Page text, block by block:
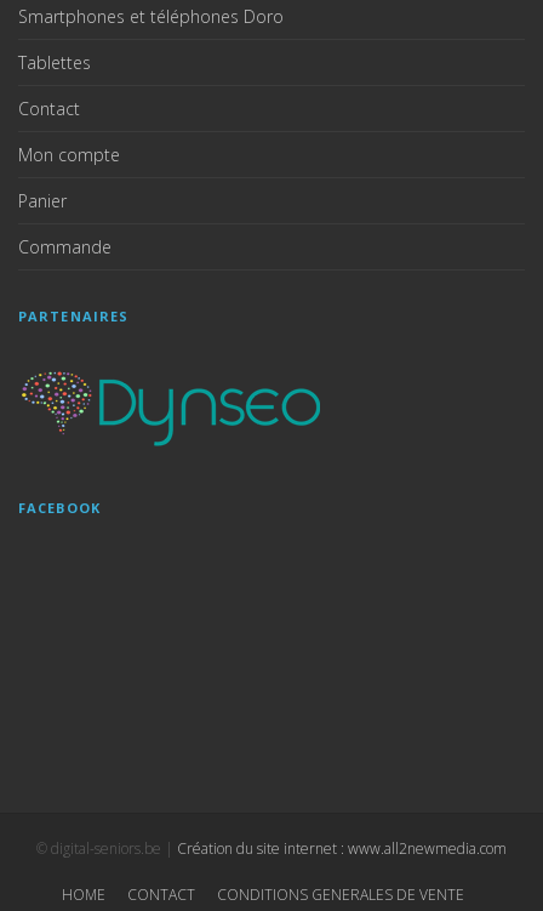
Smartphones et téléphones Doro
Tablettes
Contact
Mon compte
Panier
Commande
PARTENAIRES
FACEBOOK
© digital-seniors.be | Création du site internet : www.all2newmedia.com
HOME CONTACT CONDITIONS GENERALES DE VENTE